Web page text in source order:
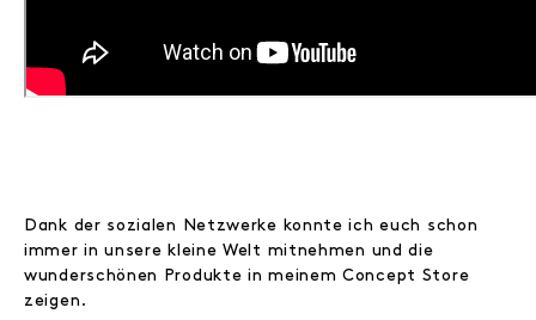
Dank der sozialen Netzwerke konnte ich euch schon
immer in unsere kleine Welt mitnehmen und die
wunderschönen Produkte in meinem Concept Store
zeigen.